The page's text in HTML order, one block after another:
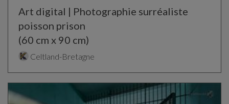
Art digital | Photographie surréaliste
poisson prison
(60 cm x 90 cm)
Celtland-Bretagne